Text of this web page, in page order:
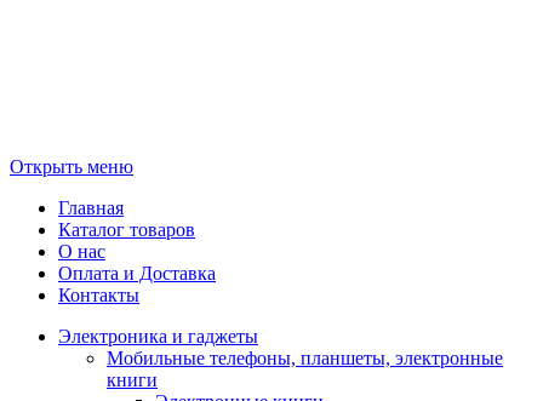
Открыть меню
Главная
Каталог товаров
О нас
Оплата и Доставка
Контакты
Электроника и гаджеты
Мобильные телефоны, планшеты, электронные
книги